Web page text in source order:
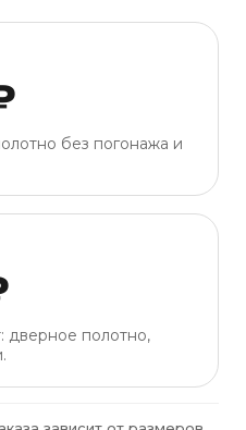
без погонажа и
дверное полотно,